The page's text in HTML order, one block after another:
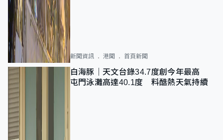
新聞資訊 港聞 首頁新聞
白海豚｜天文台錄34.7度創今年最高
屯門泳灘高達40.1度 料酷熱天氣持續